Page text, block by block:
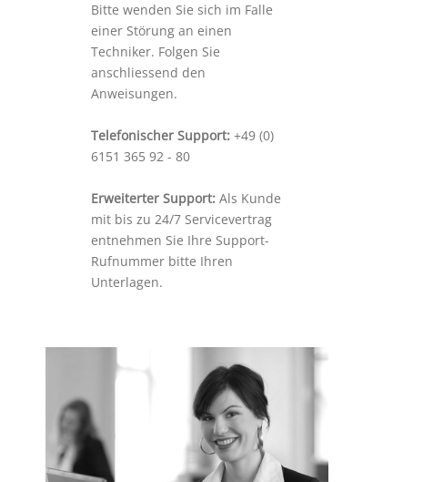
Bitte wenden Sie sich im Falle
einer Störung an einen
Techniker. Folgen Sie
anschliessend den
Anweisungen.
Telefonischer Support: +49 (0)
6151 365 92 - 80
Erweiterter Support: Als Kunde
mit bis zu 24/7 Servicevertrag
entnehmen Sie Ihre Support-
Rufnummer bitte Ihren
Unterlagen.